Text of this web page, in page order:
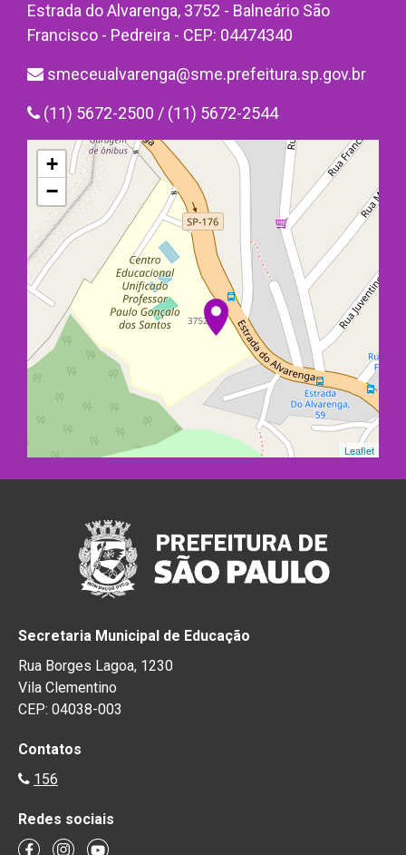
Estrada do Alvarenga, 3752 - Balneário São
Francisco - Pedreira - CEP: 04474340
smeceualvarenga@sme.prefeitura.sp.gov.br
(11) 5672-2500 / (11) 5672-2544
+
−
Leaflet
Secretaria Municipal de Educação
Rua Borges Lagoa, 1230
Vila Clementino
CEP: 04038-003
Contatos
156
Redes sociais